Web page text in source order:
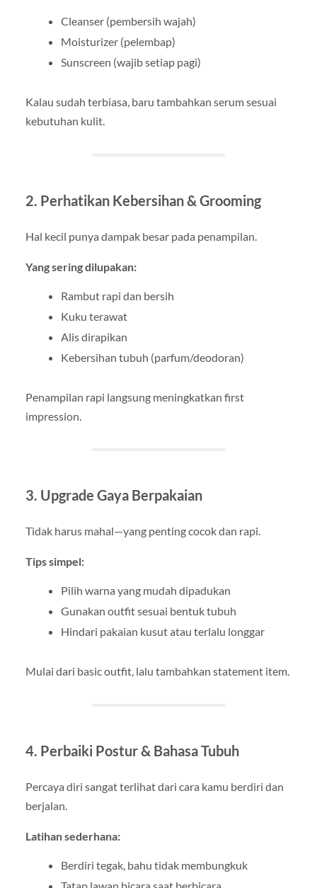
Cleanser (pembersih wajah)
Moisturizer (pelembap)
Sunscreen (wajib setiap pagi)
Kalau sudah terbiasa, baru tambahkan serum sesuai
kebutuhan kulit.
2. Perhatikan Kebersihan & Grooming
Hal kecil punya dampak besar pada penampilan.
Yang sering dilupakan:
Rambut rapi dan bersih
Kuku terawat
Alis dirapikan
Kebersihan tubuh (parfum/deodoran)
Penampilan rapi langsung meningkatkan first
impression.
3. Upgrade Gaya Berpakaian
Tidak harus mahal—yang penting cocok dan rapi.
Tips simpel:
Pilih warna yang mudah dipadukan
Gunakan outfit sesuai bentuk tubuh
Hindari pakaian kusut atau terlalu longgar
Mulai dari basic outfit, lalu tambahkan statement item.
4. Perbaiki Postur & Bahasa Tubuh
Percaya diri sangat terlihat dari cara kamu berdiri dan
berjalan.
Latihan sederhana:
Berdiri tegak, bahu tidak membungkuk